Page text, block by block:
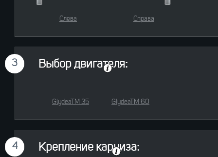
Слева Справа
3 Выбор двигателя:
GlydeaTM 35 GlydeaTM 60
4 Крепление карниза: